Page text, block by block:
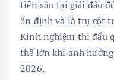
tiến sâu tại giải đấu
ổn định và là trụ cột
Kinh nghiệm thi đấu
thế lớn khi anh
2026.